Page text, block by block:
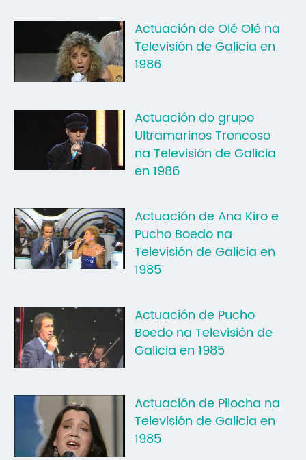
Actuación de Olé Olé na
Televisión de Galicia en
1986
Actuación do grupo
Ultramarinos Troncoso
na Televisión de Galicia
en 1986
Actuación de Ana Kiro e
Pucho Boedo na
Televisión de Galicia en
1985
Actuación de Pucho
Boedo na Televisión de
Galicia en 1985
Actuación de Pilocha na
Televisión de Galicia en
1985